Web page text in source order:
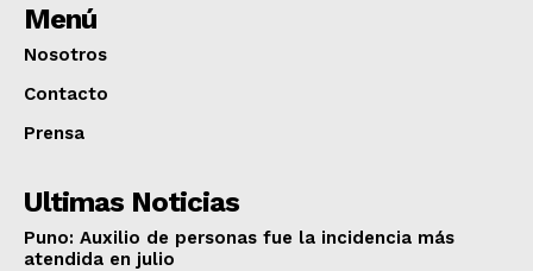
Menú
Nosotros
Contacto
Prensa
Ultimas Noticias
Puno: Auxilio de personas fue la incidencia más
atendida en julio